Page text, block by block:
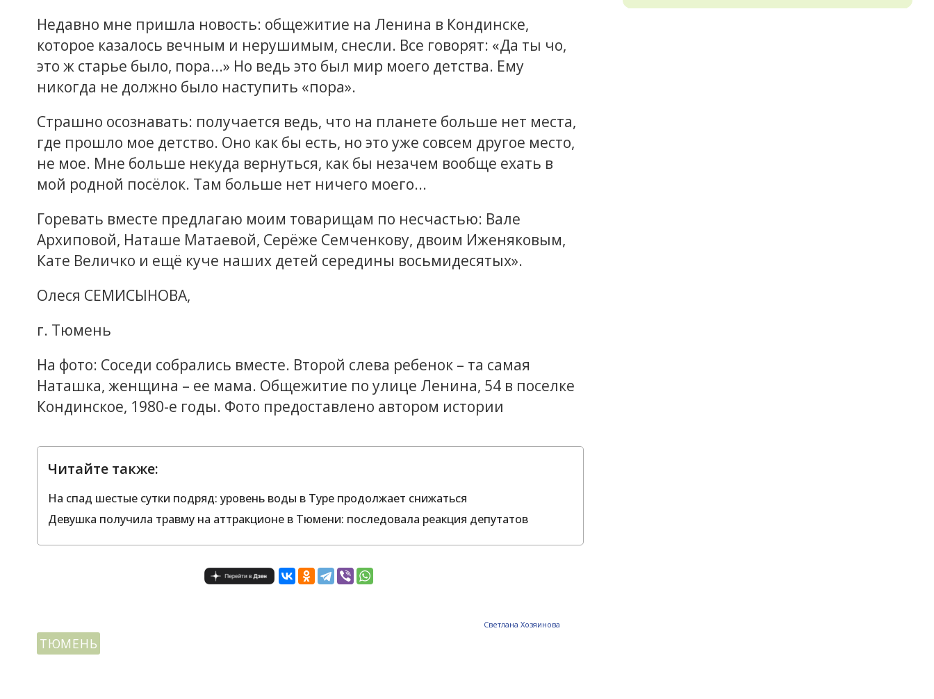
Недавно мне пришла новость: общежитие на Ленина в Кондинске,
которое казалось вечным и нерушимым, снесли. Все говорят: «Да ты чо,
это ж старье было, пора...» Но ведь это был мир моего детства. Ему
никогда не должно было наступить «пора».
Страшно осознавать: получается ведь, что на планете больше нет места,
где прошло мое детство. Оно как бы есть, но это уже совсем другое место,
не мое. Мне больше некуда вернуться, как бы незачем вообще ехать в
мой родной посёлок. Там больше нет ничего моего...
Горевать вместе предлагаю моим товарищам по несчастью: Вале
Архиповой, Наташе Матаевой, Серёже Семченкову, двоим Иженяковым,
Кате Величко и ещё куче наших детей середины восьмидесятых».
Олеся СЕМИСЫНОВА,
г. Тюмень
На фото: Соседи собрались вместе. Второй слева ребенок – та самая
Наташка, женщина – ее мама. Общежитие по улице Ленина, 54 в поселке
Кондинское, 1980-е годы. Фото предоставлено автором истории
Читайте также:
На спад шестые сутки подряд: уровень воды в Туре продолжает снижаться
Девушка получила травму на аттракционе в Тюмени: последовала реакция депутатов
Светлана Хозяинова
ТЮМЕНЬ